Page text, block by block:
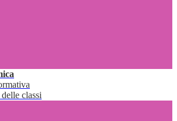
classi